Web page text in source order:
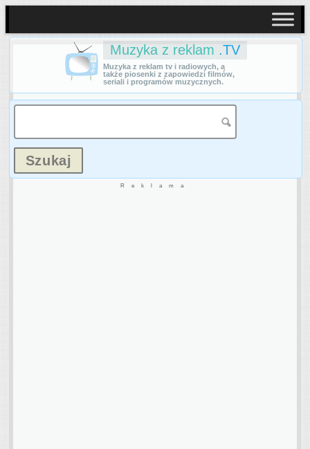
Muzyka z reklam .TV
Muzyka z reklam tv i radiowych, a
także piosenki z zapowiedzi filmów,
seriali i programów muzycznych.
Reklama